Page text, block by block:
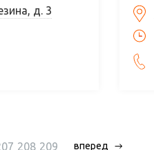
д. 3
208 209 вперед